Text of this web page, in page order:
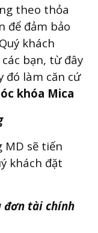
theo thỏa
để đảm bảo
khách
bạn, từ đây
đó làm căn cứ
khóa Mica
MD sẽ tiến
khách đặt
đơn tài chính